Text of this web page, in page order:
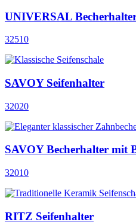
UNIVERSAL
32510
SAVOY Seifenhalter
32020
SAVOY Becherhalter mit
32010
RITZ Seifenhalter